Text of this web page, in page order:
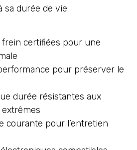
sa durée de vie
frein certifiées pour une
pour préserver le
durée résistantes aux
courante pour l’entretien